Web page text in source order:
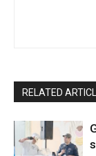
RELATED